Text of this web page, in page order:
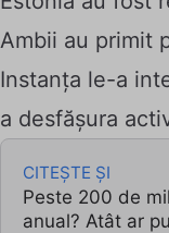
Ambii au primit
Instanța le-a
a desfășura
CITEȘTE ȘI
Peste 200 de
anual? Atât ar